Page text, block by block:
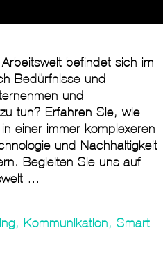
befindet sich im
Bedürfnisse und
und
tun? Erfahren Sie, wie
einer immer komplexeren
und Nachhaltigkeit
Begleiten Sie uns auf
…
, Kommunikation, Smart